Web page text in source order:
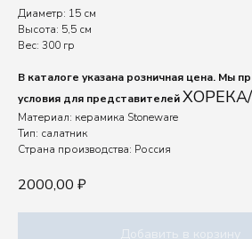
2000,00 ₽
Добавить в корзину
Диаметр: 15 см
Высота: 5,5 см
Вес: 300 гр
В каталоге указана розничная цена. Мы
условия для представителейХОРЕКА/
Материал: керамика Stoneware
Тип: салатник
Страна производства: Россия